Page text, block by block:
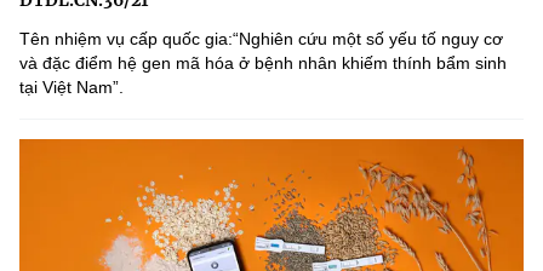
Tên nhiệm vụ cấp quốc gia:“Nghiên cứu một số yếu tố nguy cơ
và đặc điểm hệ gen mã hóa ở bệnh nhân khiếm thính bẩm sinh
tại Việt Nam”.